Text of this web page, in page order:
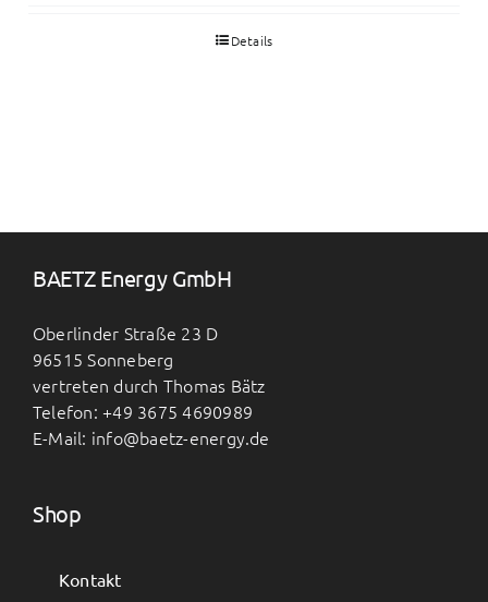
Details
BAETZ Energy GmbH
Oberlinder Straße 23 D
96515 Sonneberg
vertreten durch Thomas Bätz
Telefon: +49 3675 4690989
E-Mail: info@baetz-energy.de
Shop
Kontakt